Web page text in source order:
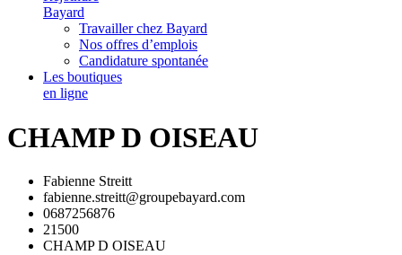
Bayard
Travailler chez Bayard
Nos offres d’emplois
Candidature spontanée
Les boutiques
en ligne
CHAMP D OISEAU
Fabienne Streitt
fabienne.streitt@groupebayard.com
0687256876
21500
CHAMP D OISEAU